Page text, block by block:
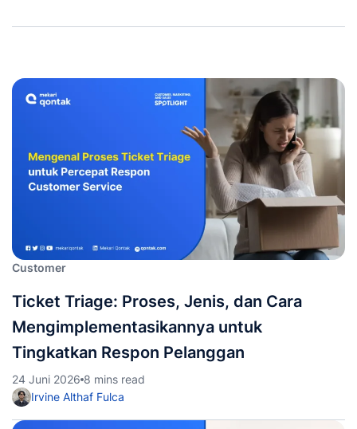
Customer
Ticket Triage: Proses, Jenis, dan Cara
Mengimplementasikannya untuk
Tingkatkan Respon Pelanggan
24 Juni 2026 8 mins read
Irvine Althaf Fulca